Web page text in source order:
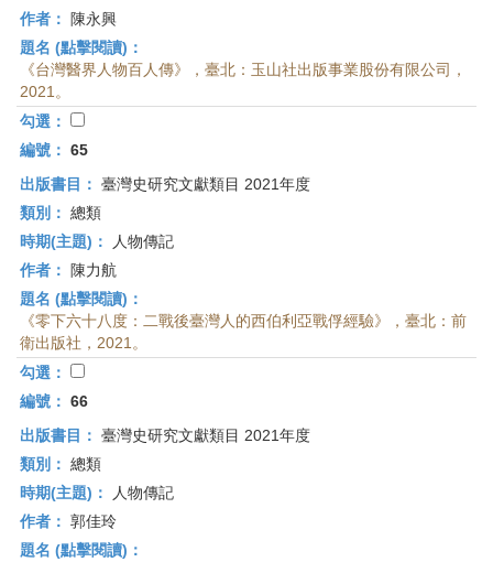
作者：
陳永興
題名 (點擊閱讀)：
《台灣醫界人物百人傳》，臺北：玉山社出版事業股份有限公司，
2021。
勾選：
編號： 65
出版書目： 臺灣史研究文獻類目 2021年度
類別： 總類
時期(主題)：
人物傳記
作者：
陳力航
題名 (點擊閱讀)：
《零下六十八度：二戰後臺灣人的西伯利亞戰俘經驗》，臺北：前
衛出版社，2021。
勾選：
編號： 66
出版書目： 臺灣史研究文獻類目 2021年度
類別： 總類
時期(主題)：
人物傳記
作者： 郭佳玲
題名 (點擊閱讀)：